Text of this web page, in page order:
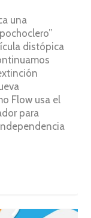
una
distópica
Flow usa el
para